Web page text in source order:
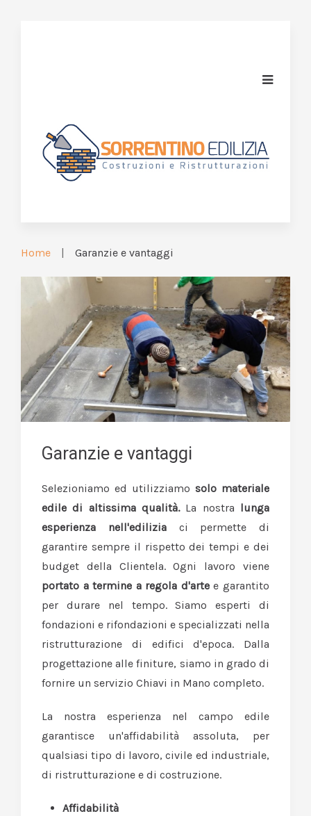
Home Garanzie e vantaggi
Garanzie e vantaggi
Selezioniamo ed utilizziamo solo materiale
edile di altissima qualità.La nostra lunga
esperienza nell'ediliziaci permette di
garantire sempre il rispetto dei tempi e dei
budget della Clientela. Ogni lavoro viene
portato a termine a regola d'artee garantito
per durare nel tempo. Siamo esperti di
fondazioni e rifondazioni e specializzati nella
ristrutturazione di edifici d'epoca. Dalla
progettazione alle finiture, siamo in grado di
fornire un servizio Chiavi in Mano completo.
La nostra esperienza nel campo edile
garantisce un'affidabilità assoluta, per
qualsiasi tipo di lavoro, civile ed industriale,
di ristrutturazione e di costruzione.
Affidabilità